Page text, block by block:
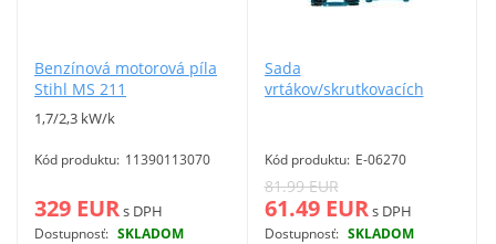
Benzínová motorová píla
Stihl MS 211
1,7/2,3 kW/k
Kód produktu: 11390113070
329 EURs DPH
Dostupnosť: SKLADOM
Viac info
Sada
vrtákov/skrutkovacích
Kód produktu: E-06270
81.99 EUR
61.49 EURs DPH
Dostupnosť: SKLADOM
Viac info